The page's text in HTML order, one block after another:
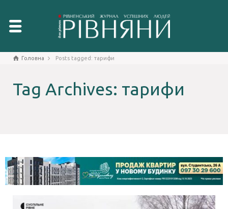
Головна Posts tagged: тарифи
Tag Archives: тарифи